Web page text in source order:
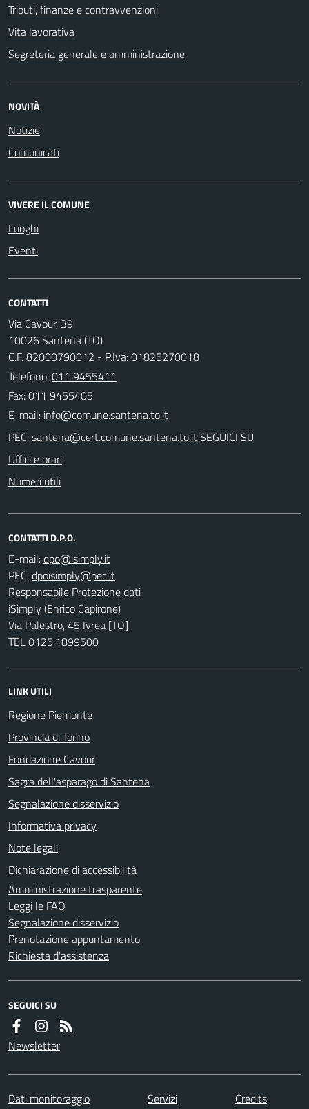
Tributi, finanze e contravvenzioni
Vita lavorativa
Segreteria generale e amministrazione
NOVITÀ
Notizie
Comunicati
VIVERE IL COMUNE
Luoghi
Eventi
CONTATTI
Via Cavour, 39
10026 Santena (TO)
C.F. 82000790012 - P.Iva: 01825270018
Telefono:011 9455411
Fax: 011 9455405
E-mail:
PEC:
SEGUICI SU
Uffici e orari
Numeri utili
CONTATTI D.P.O.
E-mail:
PEC:
Responsabile Protezione dati
iSimply (Enrico Capirone)
Via Palestro, 45 Ivrea [TO]
TEL 0125.1899500
LINK UTILI
Regione Piemonte
Provincia di Torino
Fondazione Cavour
Sagra dell'asparago di Santena
Segnalazione disservizio
Informativa privacy
Note legali
Dichiarazione di accessibilità
Amministrazione trasparente
Leggi le FAQ
Segnalazione disservizio
Prenotazione appuntamento
Richiesta d'assistenza
SEGUICI SU
Newsletter
Dati monitoraggio Servizi
Credits